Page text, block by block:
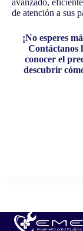
avanzado,
de atención a sus
¡No esperes
Contáctanos
conocer el
descubrir